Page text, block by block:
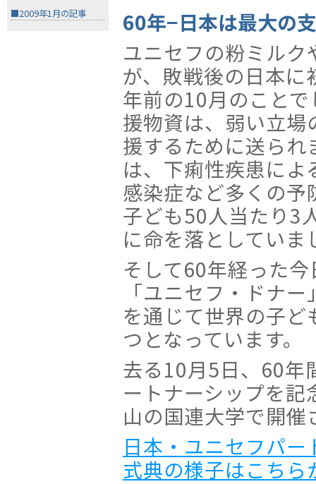
■2009年1月の記事
60年−日本は最大の
ユニセフの粉ミル
が、敗戦後の日本
年前の10月のこと
援物資は、弱い立
援するために送ら
は、下痢性疾患に
感染症など多くの
子ども50人当たり3
に命を落としていま
そして60年経った
「ユニセフ・ドナ
を通じて世界の子
つとなっています。
去る10月5日、60年
ートナーシップを
山の国連大学で開催
日本・ユニセフパ
式典の様子はこち